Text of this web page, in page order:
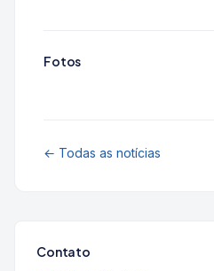
Fotos
← Todas as notícias
Contato